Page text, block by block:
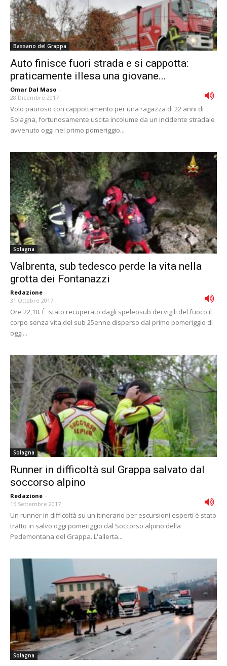
Bassano del Grappa
Auto finisce fuori strada e si cappotta:
praticamente illesa una giovane...
Omar Dal Maso -
28 Dicembre 2017
Volo pauroso con cappottamento per una ragazza di 22 anni di
Solagna, fortunosamente uscita incolume da un incidente stradale
avvenuto oggi nel primo pomeriggio...
Solagna
Valbrenta, sub tedesco perde la vita nella
grotta dei Fontanazzi
Redazione -
31 Ottobre 2017
Ore 22,10. È stato recuperato dagli speleosub dei vigili del fuoco il
corpo senza vita del sub 25enne disperso dal primo pomeriggio di
oggi...
Solagna
Runner in difficoltà sul Grappa salvato dal
soccorso alpino
Redazione -
15 Settembre 2017
Un runner in difficoltà su un itinerario per escursioni esperti è stato
tratto in salvo oggi pomeriggio dal Soccorso alpino della
Pedemontana del Grappa. L'allerta...
Solagna